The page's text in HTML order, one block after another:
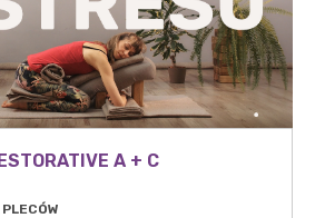
A + C